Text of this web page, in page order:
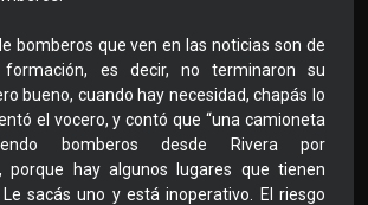
bomberos que ven en las noticias son de
es decir, no terminaron su
bueno, cuando hay necesidad, chapás lo
el vocero, y contó que “una camioneta
bomberos desde Rivera por
porque hay algunos lugares que tienen
sacás uno y está inoperativo. El riesgo